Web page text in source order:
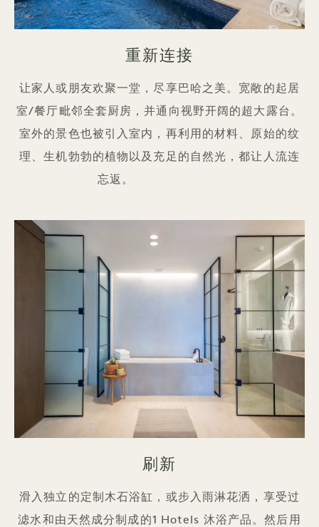
重新连接
让家人或朋友欢聚一堂，尽享巴哈之美。宽敞的起居
室/餐厅毗邻全套厨房，并通向视野开阔的超大露台。
室外的景色也被引入室内，再利用的材料、原始的纹
理、生机勃勃的植物以及充足的自然光，都让人流连
忘返。
刷新
滑入独立的定制木石浴缸，或步入雨淋花洒，享受过
滤水和由天然成分制成的1 Hotels 沐浴产品。然后用